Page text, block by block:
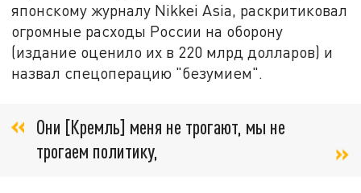
японскому журналу Nikkei Asia, раскритиковал
огромные расходы России на оборону
(издание оценило их в 220 млрд долларов) и
назвал спецоперацию "безумием".
Они [Кремль] меня не трогают, мы не
трогаем политику,